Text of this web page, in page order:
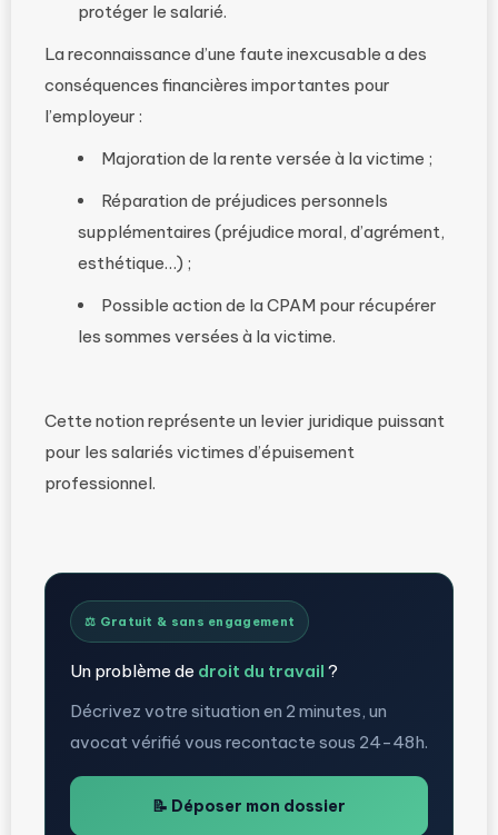
protéger le salarié.
La reconnaissance d’une faute inexcusable a des
conséquences financières importantes pour
l’employeur :
Majoration de la rente versée à la victime ;
Réparation de préjudices personnels
supplémentaires (préjudice moral, d’agrément,
esthétique…) ;
Possible action de la CPAM pour récupérer
les sommes versées à la victime.
Cette notion représente un levier juridique puissant
pour les salariés victimes d’épuisement
professionnel.
⚖️ Gratuit & sans engagement
Un problème de droit du travail ?
Décrivez votre situation en 2 minutes, un
avocat vérifié vous recontacte sous 24-48h.
📝 Déposer mon dossier